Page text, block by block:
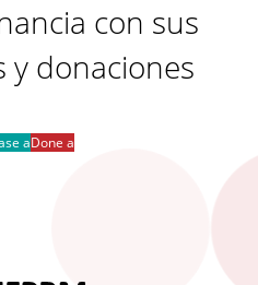
con sus
y donaciones
aDone a